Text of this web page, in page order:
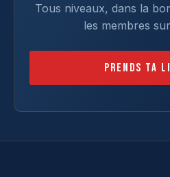
Tous niveaux, dans la
les membres
Prends ta